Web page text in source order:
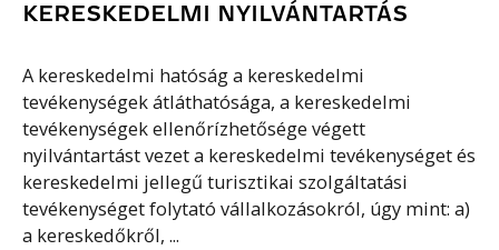
KERESKEDELMI NYILVÁNTARTÁS
A kereskedelmi hatóság a kereskedelmi
tevékenységek átláthatósága, a kereskedelmi
tevékenységek ellenőrízhetősége végett
nyilvántartást vezet a kereskedelmi tevékenységet és
kereskedelmi jellegű turisztikai szolgáltatási
tevékenységet folytató vállalkozásokról, úgy mint: a)
a kereskedőkről, ...